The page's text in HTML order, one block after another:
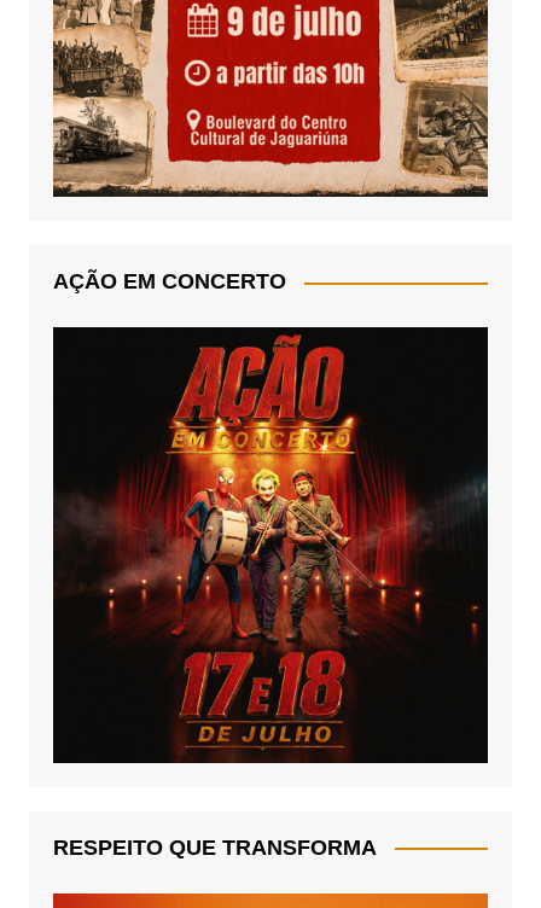
AÇÃO EM CONCERTO
RESPEITO QUE TRANSFORMA